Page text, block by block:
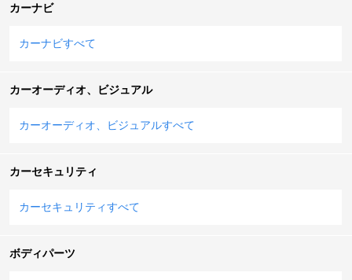
カーナビ
カーナビすべて
カーオーディオ、ビジュアル
カーオーディオ、ビジュアルすべて
カーセキュリティ
カーセキュリティすべて
ボディパーツ